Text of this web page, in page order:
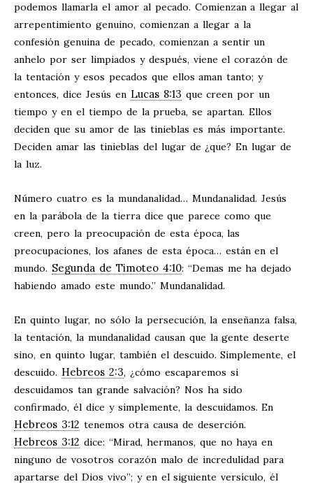
podemos llamarla el amor al pecado. Comienzan a llegar al
arrepentimiento genuino, comienzan a llegar a la
confesión genuina de pecado, comienzan a sentir un
anhelo por ser limpiados y después, viene el corazón de
la tentación y esos pecados que ellos aman tanto; y
entonces, dice Jesús en Lucas 8:13 que creen por un
tiempo y en el tiempo de la prueba, se apartan. Ellos
deciden que su amor de las tinieblas es más importante.
Deciden amar las tinieblas del lugar de ¿que? En lugar de
la luz.
Número cuatro es la mundanalidad… Mundanalidad. Jesús
en la parábola de la tierra dice que parece como que
creen, pero la preocupación de esta época, las
preocupaciones, los afanes de esta época… están en el
mundo. Segunda de Timoteo 4:10: “Demas me ha dejado
habiendo amado este mundo.” Mundanalidad.
En quinto lugar, no sólo la persecución, la enseñanza falsa,
la tentación, la mundanalidad causan que la gente deserte
sino, en quinto lugar, también el descuido. Simplemente, el
descuido. Hebreos 2:3, ¿cómo escaparemos si
descuidamos tan grande salvación? Nos ha sido
confirmado, él dice y simplemente, la descuidamos. En
Hebreos 3:12 tenemos otra causa de deserción.
Hebreos 3:12 dice: “Mirad, hermanos, que no haya en
ninguno de vosotros corazón malo de incredulidad para
apartarse del Dios vivo”; y en el siguiente versículo, él